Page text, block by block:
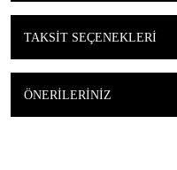
TAKSIT SEÇENEKLERI
ÖNERILERINIZ